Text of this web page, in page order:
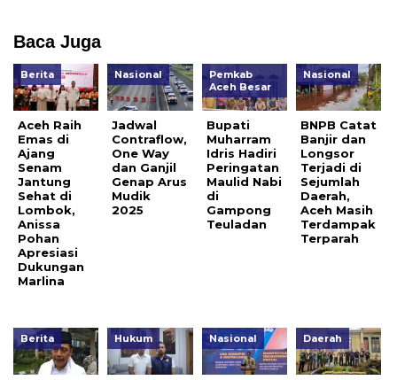
Baca Juga
Berita
Aceh Raih
Emas di
Ajang
Senam
Jantung
Sehat di
Lombok,
Anissa
Pohan
Apresiasi
Dukungan
Marlina
Nasional
Jadwal
Contraflow,
One Way
dan Ganjil
Genap Arus
Mudik
2025
Pemkab
Aceh Besar
Bupati
Muharram
Idris Hadiri
Peringatan
Maulid Nabi
di
Gampong
Teuladan
Nasional
BNPB Catat
Banjir dan
Longsor
Terjadi di
Sejumlah
Daerah,
Aceh Masih
Terdampak
Terparah
Berita Hukum Nasional Daerah